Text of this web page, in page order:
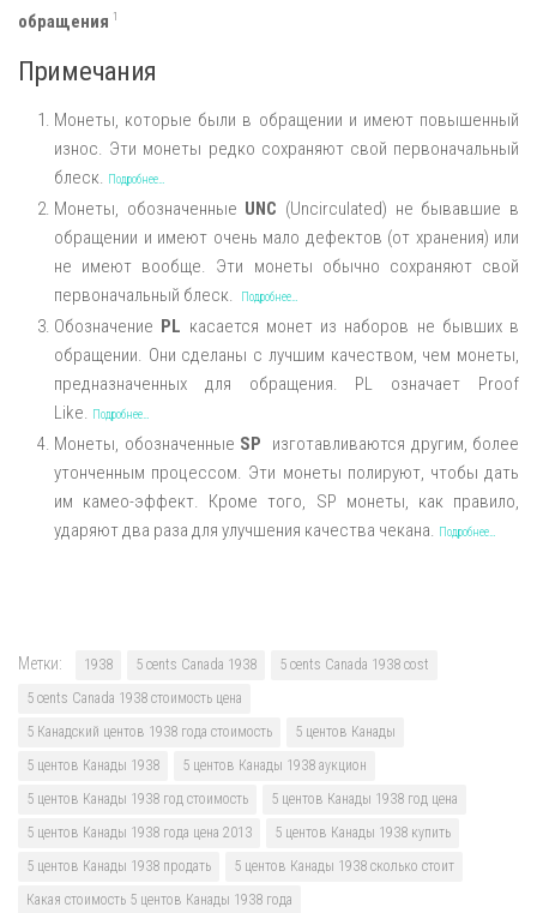
обращения 1
Примечания
Монеты, которые были в обращении и имеют повышенный
износ. Эти монеты редко сохраняют свой первоначальный
блеск. Подробнее…
Монеты, обозначенные UNC (Uncirculated) не бывавшие в
обращении и имеют очень мало дефектов (от хранения) или
не имеют вообще. Эти монеты обычно сохраняют свой
первоначальный блеск.
Подробнее…
Обозначение PL касается монет из наборов не бывших в
обращении. Они сделаны с лучшим качеством, чем монеты,
предназначенных для обращения. PL означает Proof
Like. Подробнее…
Монеты, обозначенные SP изготавливаются другим, более
утонченным процессом. Эти монеты полируют, чтобы дать
им камео-эффект. Кроме того, SP монеты, как правило,
ударяют два раза для улучшения качества чекана. Подробнее…
Метки: 1938 5 cents Canada 1938
5 cents Canada 1938 cost
5 cents Canada 1938 стоимость цена
5 Канадский центов 1938 года стоимость
5 центов Канады
5 центов Канады 1938
5 центов Канады 1938 аукцион
5 центов Канады 1938 год стоимость
5 центов Канады 1938 год цена
5 центов Канады 1938 года цена 2013
5 центов Канады 1938 купить
5 центов Канады 1938 продать
5 центов Канады 1938 сколько стоит
Какая стоимость 5 центов Канады 1938 года